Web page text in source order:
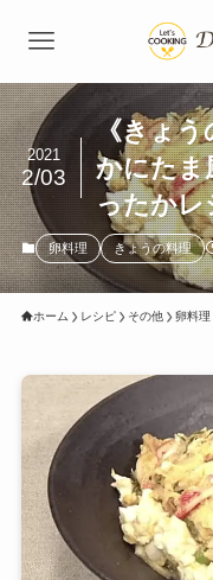
《きょう
かにたま
ったか
2021
2/03
卵料理 きょうの料理
ホーム レシピ その他 卵料理